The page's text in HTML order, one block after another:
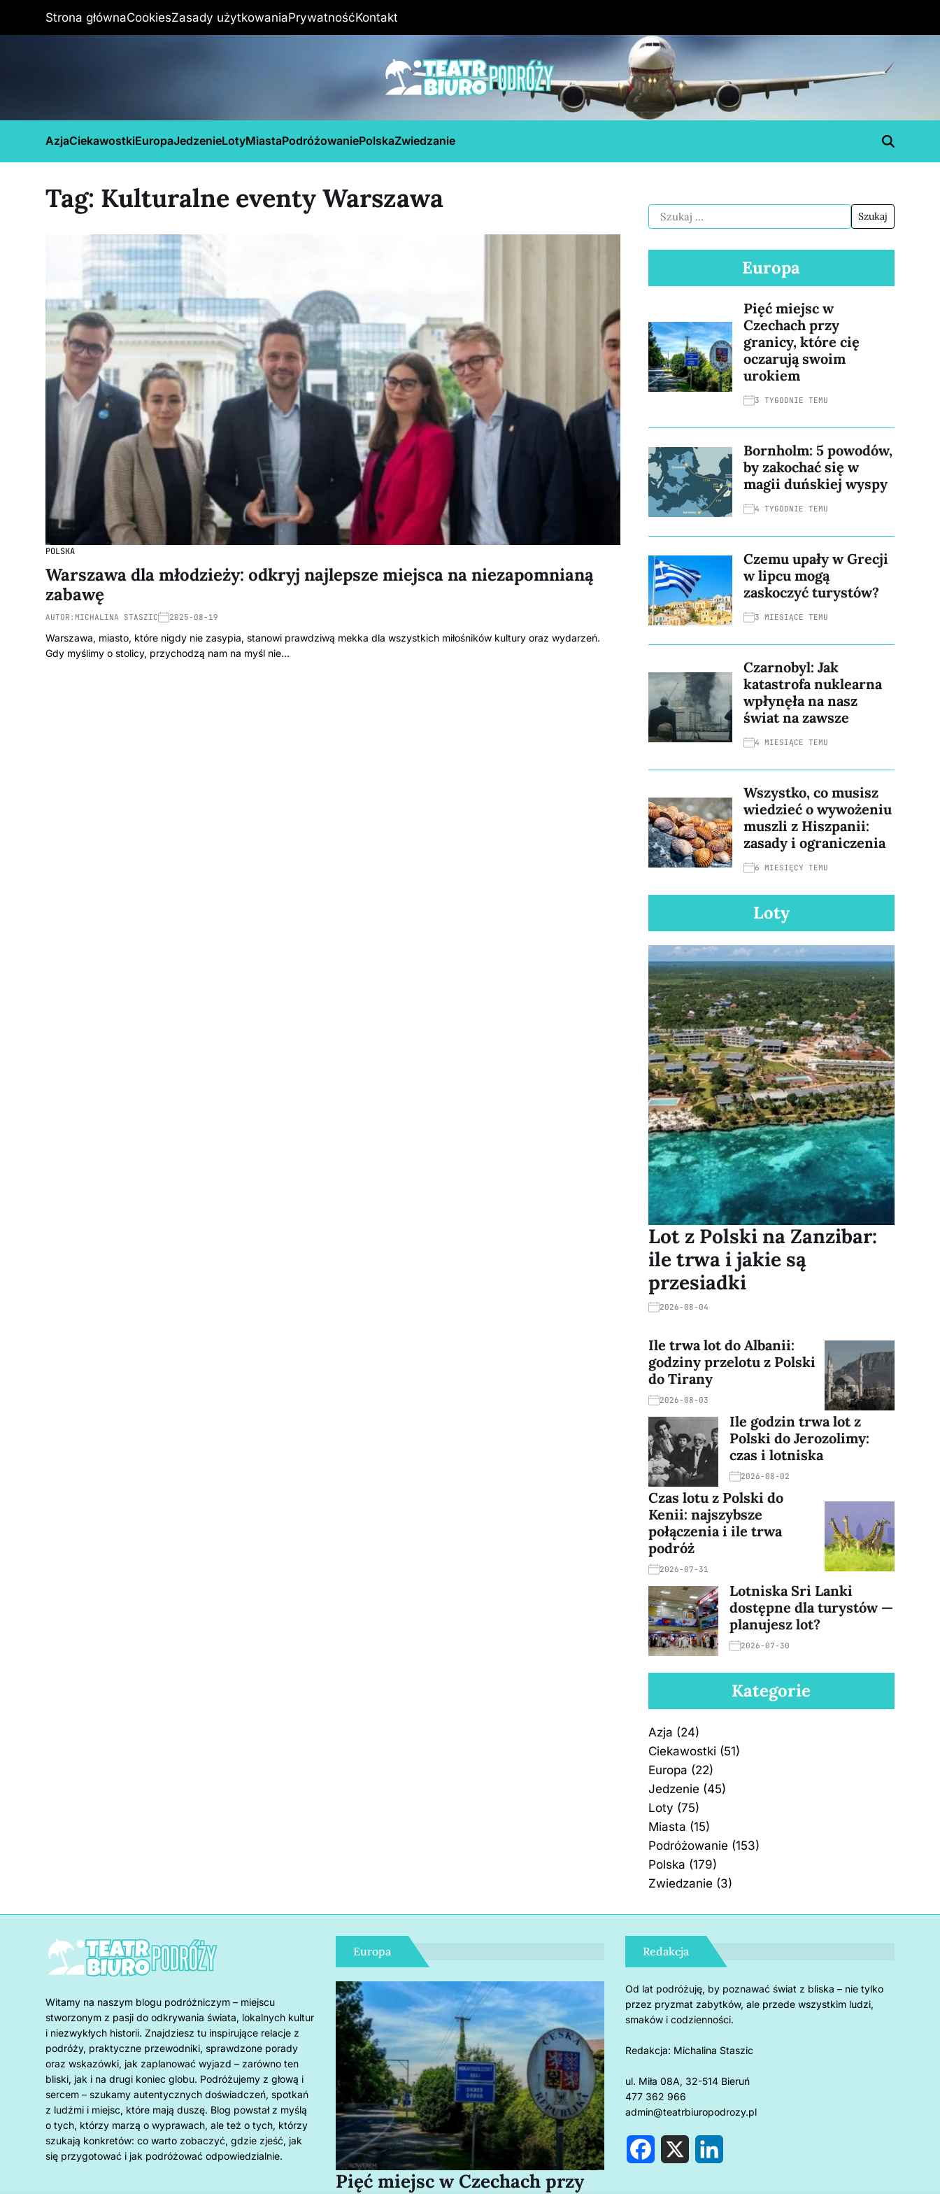
Strona głównaCookiesZasady użytkowaniaPrywatnośćKontakt
AzjaCiekawostkiEuropaJedzenieLotyMiastaPodróżowaniePolskaZwiedzanie
Tag: Kulturalne eventy Warszawa
POLSKA
Warszawa dla młodzieży: odkryj najlepsze miejsca na niezapomnianą
zabawę
AUTOR: MICHALINA STASZIC 2025-08-19
Warszawa, miasto, które nigdy nie zasypia, stanowi prawdziwą mekka dla wszystkich miłośników kultury oraz wydarzeń.
Gdy myślimy o stolicy, przychodzą nam na myśl nie…
Europa
Pięć miejsc w
Czechach przy
granicy, które cię
oczarują swoim
urokiem
3 TYGODNIE TEMU
Bornholm: 5 powodów,
by zakochać się w
magii duńskiej wyspy
4 TYGODNIE TEMU
Czemu upały w Grecji
w lipcu mogą
zaskoczyć turystów?
3 MIESIĄCE TEMU
Czarnobyl: Jak
katastrofa nuklearna
wpłynęła na nasz
świat na zawsze
4 MIESIĄCE TEMU
Wszystko, co musisz
wiedzieć o wywożeniu
muszli z Hiszpanii:
zasady i ograniczenia
6 MIESIĘCY TEMU
Loty
Lot z Polski na Zanzibar:
ile trwa i jakie są
przesiadki
2026-08-04
Ile trwa lot do Albanii:
godziny przelotu z Polski
do Tirany
2026-08-03
Ile godzin trwa lot z
Polski do Jerozolimy:
czas i lotniska
2026-08-02
Czas lotu z Polski do
Kenii: najszybsze
połączenia i ile trwa
podróż
2026-07-31
Lotniska Sri Lanki
dostępne dla turystów —
planujesz lot?
2026-07-30
Kategorie
Azja (24)
Ciekawostki (51)
Europa (22)
Jedzenie (45)
Loty (75)
Miasta (15)
Podróżowanie (153)
Polska (179)
Zwiedzanie (3)
Witamy na naszym blogu podróżniczym – miejscu
stworzonym z pasji do odkrywania świata, lokalnych kultur
i niezwykłych historii. Znajdziesz tu inspirujące relacje z
podróży, praktyczne przewodniki, sprawdzone porady
oraz wskazówki, jak zaplanować wyjazd – zarówno ten
bliski, jak i na drugi koniec globu. Podróżujemy z głową i
sercem – szukamy autentycznych doświadczeń, spotkań
z ludźmi i miejsc, które mają duszę. Blog powstał z myślą
o tych, którzy marzą o wyprawach, ale też o tych, którzy
szukają konkretów: co warto zobaczyć, gdzie zjeść, jak
się przygotować i jak podróżować odpowiedzialnie.
Europa
Pięć miejsc w Czechach przy
Redakcja
Od lat podróżuję, by poznawać świat z bliska – nie tylko
przez pryzmat zabytków, ale przede wszystkim ludzi,
smaków i codzienności.
Redakcja: Michalina Staszic
ul. Miła 08A, 32-514 Bieruń
477 362 966
admin@teatrbiuropodrozy.pl
X